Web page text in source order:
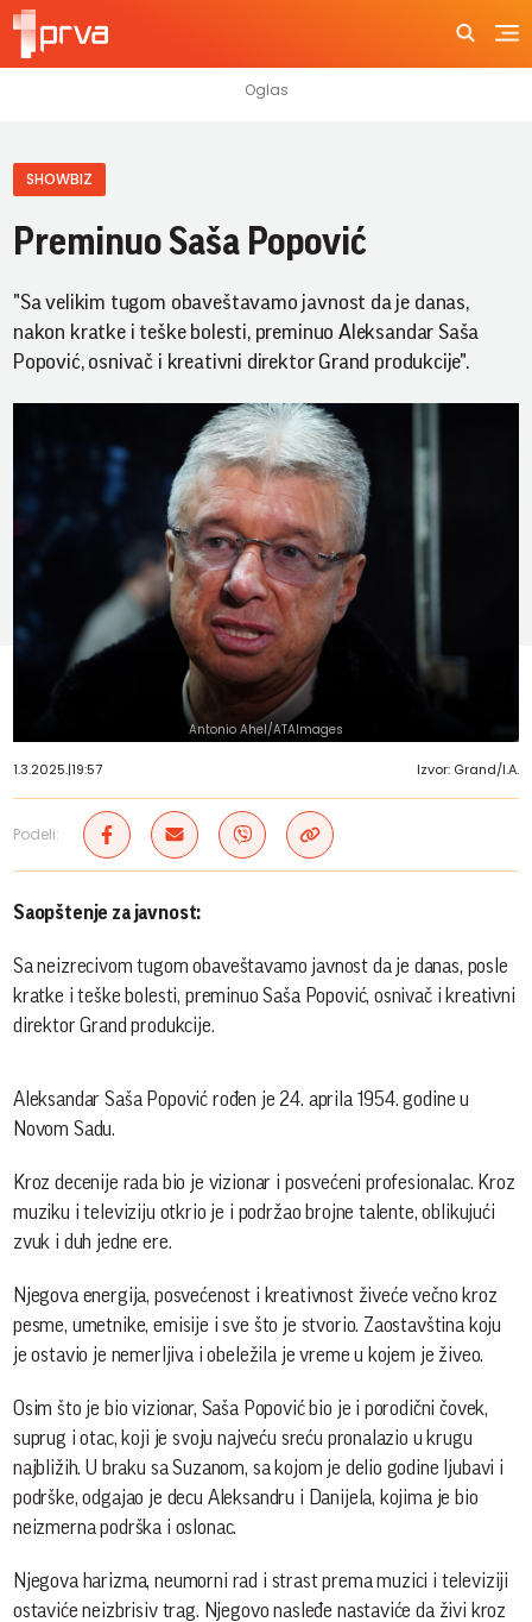
SHOWBIZ
Preminuo Saša Popović
"Sa velikim tugom obaveštavamo javnost da je danas,
nakon kratke i teške bolesti, preminuo Aleksandar Saša
Popović, osnivač i kreativni direktor Grand produkcije".
Antonio Ahel/ATAImages
1.3.2025.|19:57 Izvor: Grand/I.A.
Podeli:
Saopštenje za javnost:
Sa neizrecivom tugom obaveštavamo javnost da je danas, posle
kratke i teške bolesti, preminuo Saša Popović, osnivač i kreativni
direktor Grand produkcije.
Aleksandar Saša Popović rođen je 24. aprila 1954. godine u
Novom Sadu.
Kroz decenije rada bio je vizionar i posvećeni profesionalac. Kroz
muziku i televiziju otkrio je i podržao brojne talente, oblikujući
zvuk i duh jedne ere.
Njegova energija, posvećenost i kreativnost živeće večno kroz
pesme, umetnike, emisije i sve što je stvorio. Zaostavština koju
je ostavio je nemerljiva i obeležila je vreme u kojem je živeo.
Osim što je bio vizionar, Saša Popović bio je i porodični čovek,
suprug i otac, koji je svoju najveću sreću pronalazio u krugu
najbližih. U braku sa Suzanom, sa kojom je delio godine ljubavi i
podrške, odgajao je decu Aleksandru i Danijela, kojima je bio
neizmerna podrška i oslonac.
Njegova harizma, neumorni rad i strast prema muzici i televiziji
ostaviće neizbrisiv trag. Njegovo nasleđe nastaviće da živi kroz